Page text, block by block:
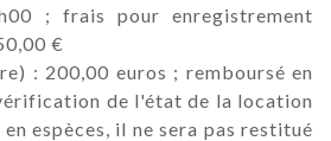
; frais pour enregistrement
€
: 200,00 euros ; remboursé en
de l'état de la location
espèces, il ne sera pas restitué